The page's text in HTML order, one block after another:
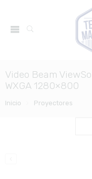
Video Beam
WXGA 1280×800
Inicio Proyectores